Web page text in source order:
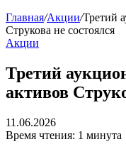
Главная/Акции/Третий
Струкова не состоялся
Акции
Третий
активов
11.06.2026
Время чтения: 1 минута